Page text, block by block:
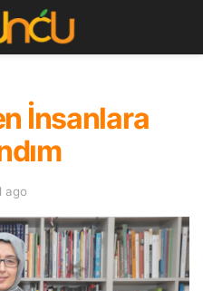
İnsanlara
ago